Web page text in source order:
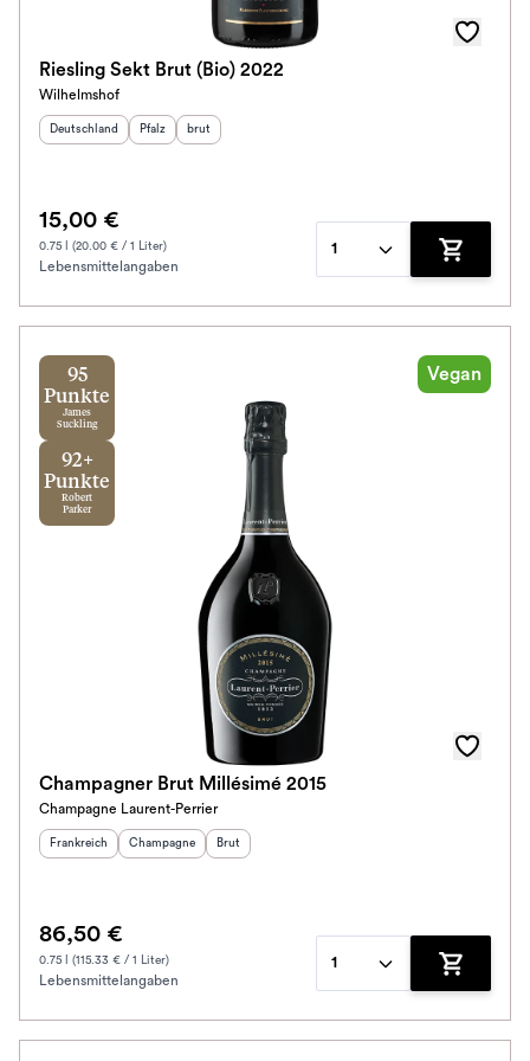
Riesling Sekt Brut (Bio) 2022
Wilhelmshof
Herkunftsland
Deutschland Herkunftsregion
Pfalz Geschmack
brut
15,00 €
0.75 l (20.00 € / 1 Liter)
Lebensmittelangaben
1
Zum
95
Punkte
James
Suckling
92+
Punkte
Robert
Parker
Vegan
Champagner Brut Millésimé 2015
Champagne Laurent-Perrier
Herkunftsland
Frankreich Herkunftsregion :
Champagne Geschmack
Brut
86,50 €
0.75 l (115.33 € / 1 Liter)
Lebensmittelangaben
1
Zum